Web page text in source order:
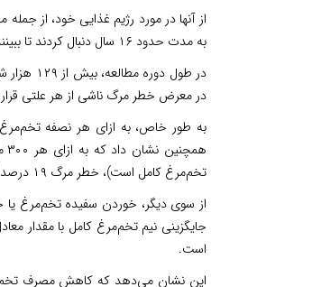
به مدت حدود ۱۶ سال دنبال کردند تا ببینند چه تعداد از شرکت‌کنندگان فوت کرده‌اند و چه عواملی با مرگ زودرس آنها مرتبط بوده‌اند.
در طول
در معرض خطر مرگ ناشی از هر علتی قرار
تخم‌مرغ کامل است)، خطر مرگ ۱۹ درصد افزایش می‌یابد.
از سوی دیگر، خوردن سفیده تخم‌مرغ
است.
این نشان می‌دهد که کاهش مصرف